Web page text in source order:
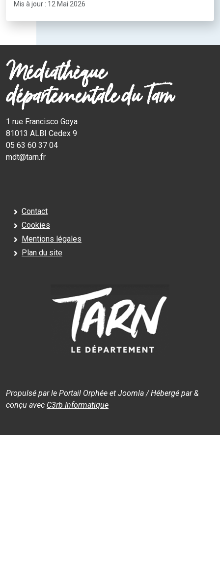
Mis à jour : 12 Mai 2026
Médiathèque
départementale du Tarn
1 rue Francisco Goya
81013 ALBI Cedex 9
05 63 60 37 04
mdt@tarn.fr
Contact
Cookies
Mentions légales
Plan du site
Propulsé par le Portail Orphée et Joomla / Hébergé par &
conçu avec C3rb Informatique